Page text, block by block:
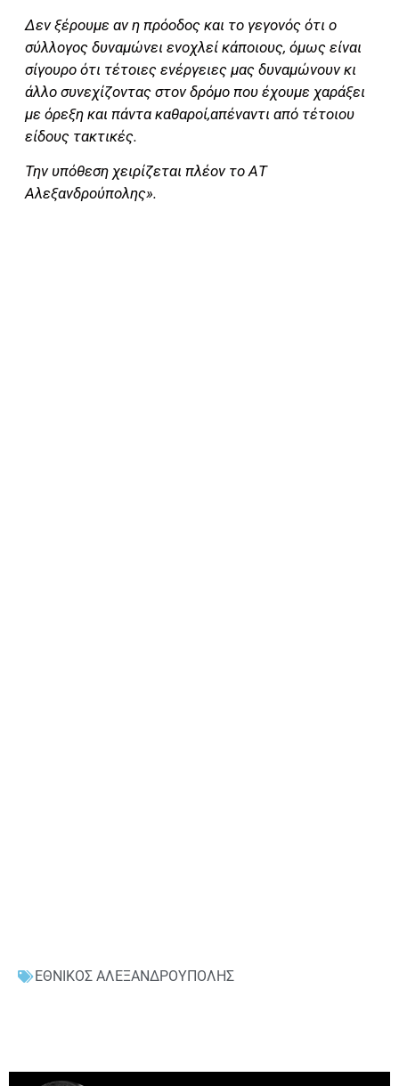
Δεν ξέρουμε αν η πρόοδος και το γεγονός ότι ο
σύλλογος δυναμώνει ενοχλεί κάποιους, όμως είναι
σίγουρο ότι τέτοιες ενέργειες μας δυναμώνουν κι
άλλο συνεχίζοντας στον δρόμο που έχουμε χαράξει
με όρεξη και πάντα καθαροί,απέναντι από τέτοιου
είδους τακτικές.
Την υπόθεση χειρίζεται πλέον το ΑΤ
Αλεξανδρούπολης».
ΕΘΝΙΚΟΣ ΑΛΕΞΑΝΔΡΟΥΠΟΛΗΣ